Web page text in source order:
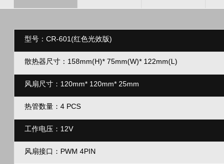
型号：CR-601(红色光效版)
散热器尺寸：158mm(H)* 75mm(W)* 122mm(L)
风扇尺寸：120mm* 120mm* 25mm
热管数量：4 PCS
工作电压：12V
风扇接口：PWM 4PIN